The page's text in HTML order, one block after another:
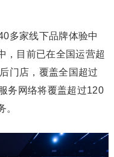
多家线下品牌体验中
，目前已在全国运营超
门店，覆盖全国超过
务网络将覆盖超过120
。